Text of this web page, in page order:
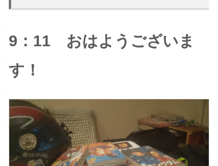
9：11 おはようございま
す！